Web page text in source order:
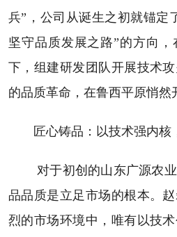
兵”，公司从诞生之初就锚定
坚守品质发展之路”的方向
下，组建研发团队开展技术
的品质革命，在鲁西平原悄然
匠心铸品：以技术强内核
对于初创的山东广源农
品品质是立足市场的根本。
烈的市场环境中，唯有以技